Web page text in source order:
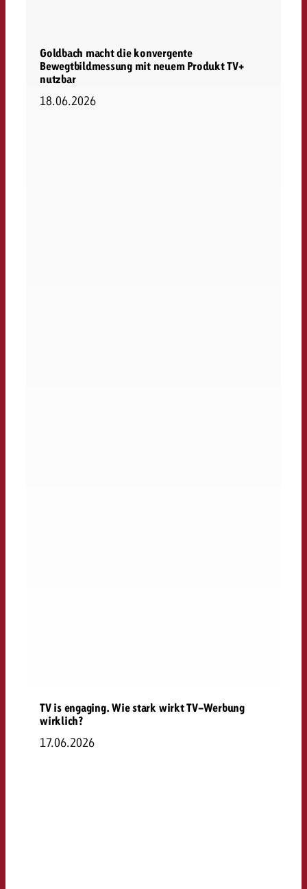
Goldbach macht die konvergente
Bewegtbildmessung mit neuem Produkt TV+
nutzbar
18.06.2026
TV is engaging. Wie stark wirkt TV-Werbung
wirklich?
17.06.2026